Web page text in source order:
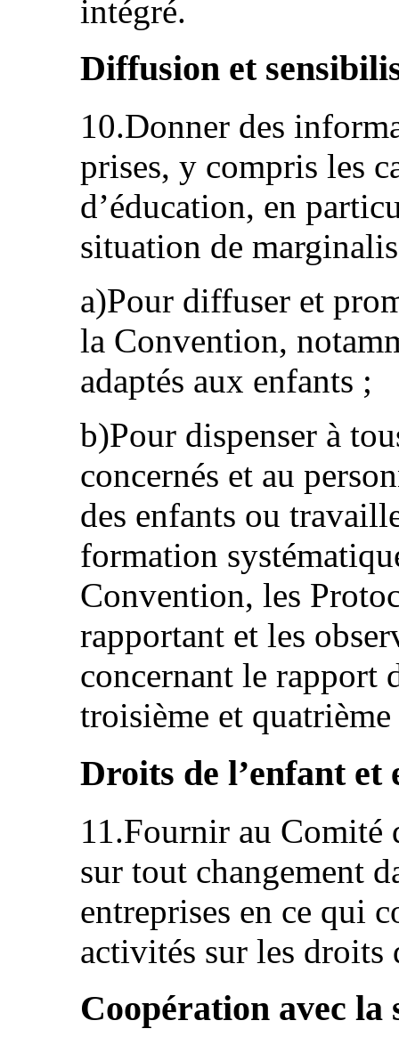
intégré.
Diffusion et
10.Donner des
prises, y compris les
d’éducation, en
situation de
a)Pour diffuser et
la Convention,
adaptés aux enfants ;
b)Pour dispenser à
concernés et au
des enfants ou
formation
Convention, les
rapportant et les
concernant le rapport
troisième et
Droits de l’enfant et
11.Fournir au Comité
sur tout changement
entreprises en ce qui
activités sur les droits
Coopération avec la